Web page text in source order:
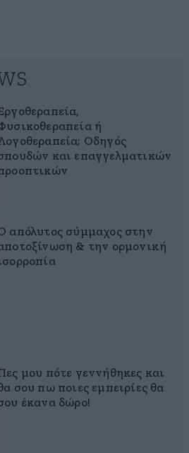
ή
Οδηγός
και επαγγελματικών
απόλυτος σύμμαχος στην
& την ορμονική
μου πότε γεννήθηκες και
σου πω ποιες εμπειρίες θα
έκανα δώρο!